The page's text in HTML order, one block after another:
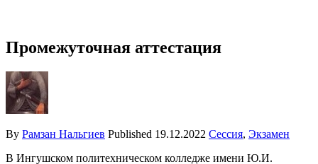
Промежуточная аттестация
By Рамзан Нальгиев Published 19.12.2022 Сессия, Экзамен
В Ингушском политехническом колледже имени Ю.И.